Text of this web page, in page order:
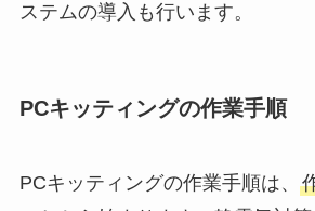
ステムの導入も行います。
PCキッティングの作業手順
PCキッティングの作業手順は、